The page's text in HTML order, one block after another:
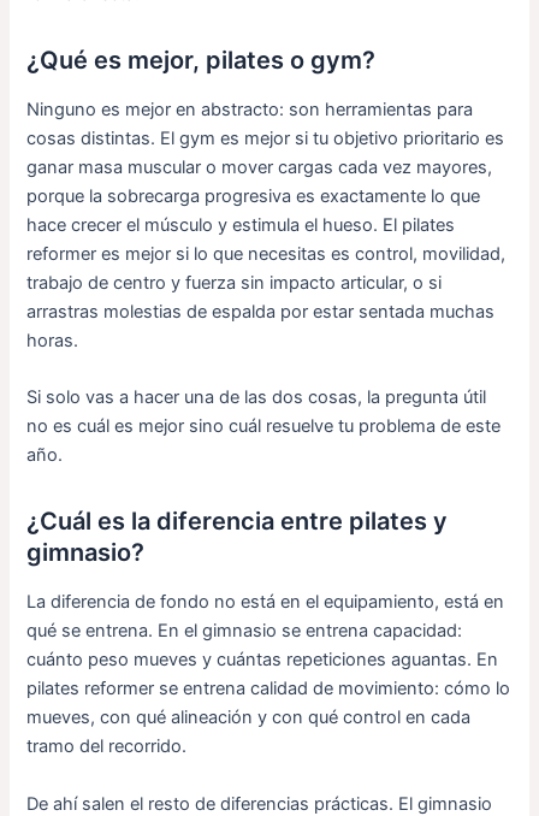
¿Qué es mejor, pilates o gym?
Ninguno es mejor en abstracto: son herramientas para
cosas distintas. El gym es mejor si tu objetivo prioritario es
ganar masa muscular o mover cargas cada vez mayores,
porque la sobrecarga progresiva es exactamente lo que
hace crecer el músculo y estimula el hueso. El pilates
reformer es mejor si lo que necesitas es control, movilidad,
trabajo de centro y fuerza sin impacto articular, o si
arrastras molestias de espalda por estar sentada muchas
horas.
Si solo vas a hacer una de las dos cosas, la pregunta útil
no es cuál es mejor sino cuál resuelve tu problema de este
año.
¿Cuál es la diferencia entre pilates y
gimnasio?
La diferencia de fondo no está en el equipamiento, está en
qué se entrena. En el gimnasio se entrena capacidad:
cuánto peso mueves y cuántas repeticiones aguantas. En
pilates reformer se entrena calidad de movimiento: cómo lo
mueves, con qué alineación y con qué control en cada
tramo del recorrido.
De ahí salen el resto de diferencias prácticas. El gimnasio